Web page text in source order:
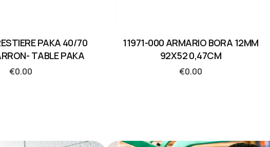
PAKA 40/70
TABLE PAKA
€0.00
11971-000 ARMARIO BORA 12MM
92X52 0,47CM
€0.00